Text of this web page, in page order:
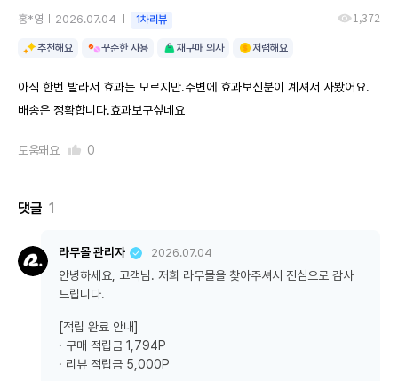
홍*영 2026.07.04 1차리뷰 1,372
추천해요 꾸준한 사용 재구매 의사 저렴해요
아직 한번 발라서 효과는 모르지만.주변에 효과보신분이 계셔서 사봤어요.
배송은 정확합니다.효과보구싶네요
도움돼요 0
댓글 1
라무몰 관리자 2026.07.04
안녕하세요, 고객님. 저희 라무몰을 찾아주셔서 진심으로 감사
드립니다.
[적립 완료 안내]
· 구매 적립금 1,794P
· 리뷰 적립금 5,000P